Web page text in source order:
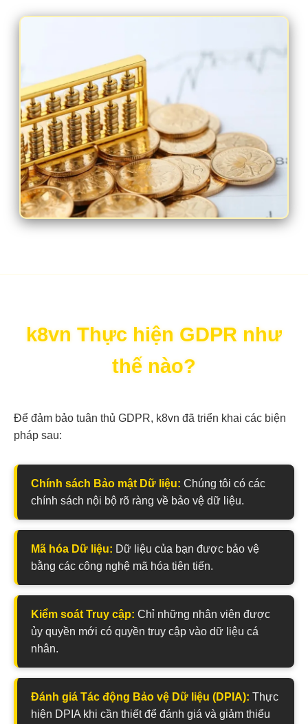
k8vn Thực hiện GDPR như
thế nào?
Để đảm bảo tuân thủ GDPR, k8vn đã triển khai các biện
pháp sau:
Chính sách Bảo mật Dữ liệu: Chúng tôi có các
chính sách nội bộ rõ ràng về bảo vệ dữ liệu.
Mã hóa Dữ liệu: Dữ liệu của bạn được bảo vệ
bằng các công nghệ mã hóa tiên tiến.
Kiểm soát Truy cập: Chỉ những nhân viên được
ủy quyền mới có quyền truy cập vào dữ liệu cá
nhân.
Đánh giá Tác động Bảo vệ Dữ liệu (DPIA): Thực
hiện DPIA khi cần thiết để đánh giá và giảm thiểu